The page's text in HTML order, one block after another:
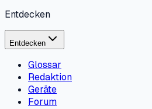
Entdecken
Entdecken
Glossar
Redaktion
Geräte
Forum